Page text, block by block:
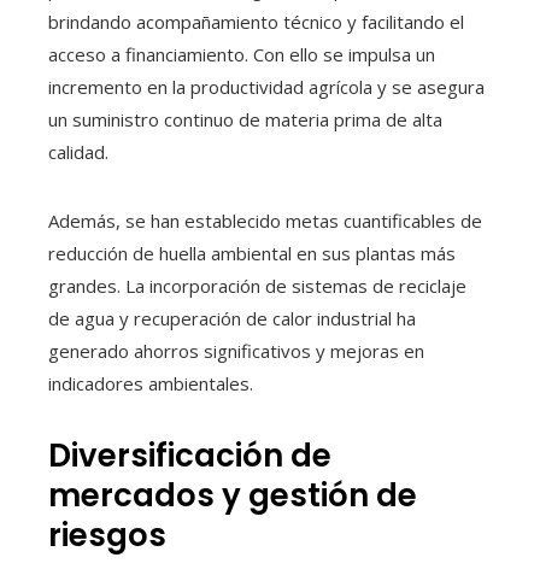
brindando acompañamiento técnico y facilitando el
acceso a financiamiento. Con ello se impulsa un
incremento en la productividad agrícola y se asegura
un suministro continuo de materia prima de alta
calidad.
Además, se han establecido metas cuantificables de
reducción de huella ambiental en sus plantas más
grandes. La incorporación de sistemas de reciclaje
de agua y recuperación de calor industrial ha
generado ahorros significativos y mejoras en
indicadores ambientales.
Diversificación de
mercados y gestión de
riesgos